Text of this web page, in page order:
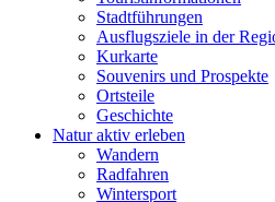
Stadtführungen
Ausflugsziele in der
Kurkarte
Souvenirs und Prospekte
Ortsteile
Geschichte
Natur aktiv erleben
Wandern
Radfahren
Wintersport